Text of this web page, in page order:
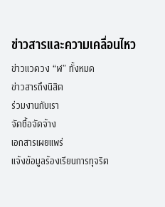
ข่าวสารและความเคลื่อนไหว
ข่าวแวดวง “ฬ” ทั้งหมด
ข่าวสารถึงนิสิต
ร่วมงานกับเรา
จัดซื้อจัดจ้าง
เอกสารเผยแพร่
แจ้งข้อมูลร้องเรียนการทุจริต